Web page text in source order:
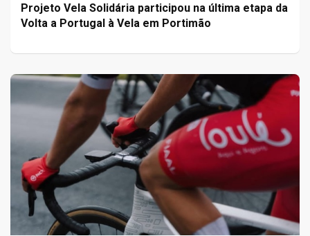
Projeto Vela Solidária participou na última etapa da
Volta a Portugal à Vela em Portimão